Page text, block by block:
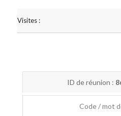
Visites :
ID de réunion :
Code / mot